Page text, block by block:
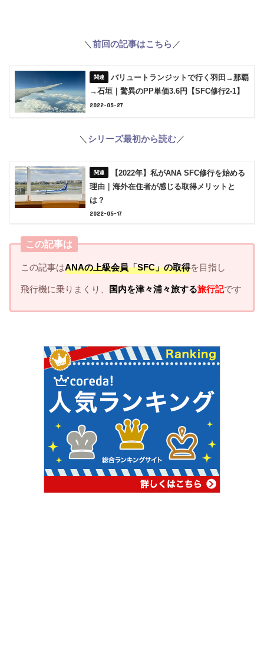
＼ 前回の記事はこちら ／
バリュートランジットで行く羽田→那覇
→石垣｜驚異のPP単価3.6円【SFC修行2-1】
2022-05-27
＼ シリーズ最初から読む／
【2022年】私がANA SFC修行を始める
理由｜海外在住者が感じる取得メリットと
は？
2022-05-17
この記事は
この記事はANAの上級会員「SFC」の取得を目指し
飛行機に乗りまくり、 国内を津々浦々旅する旅行記です